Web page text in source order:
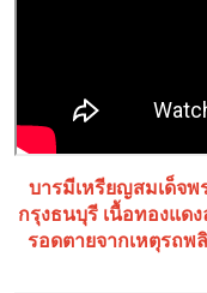
บารมีเหรียญสมเด็จ
กรุงธนบุรี เนื้อทองแด
รอดตายจากเหตุรถพ